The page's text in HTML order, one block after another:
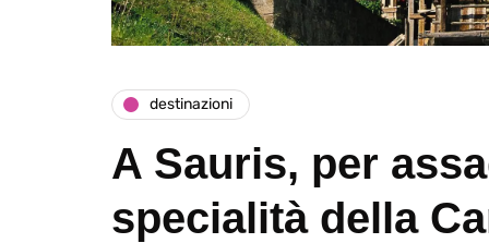
destinazioni
A Sauris, per
specialità della